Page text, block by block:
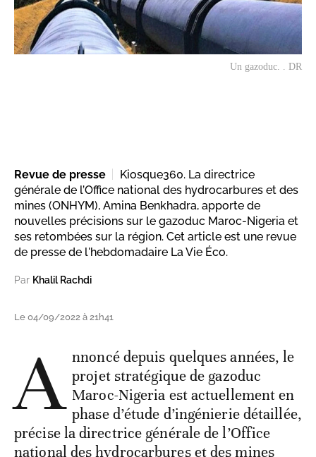
Un gazoduc. . DR
Revue de presse
Kiosque360. La directrice
générale de l’Office national des hydrocarbures et des
mines (ONHYM), Amina Benkhadra, apporte de
nouvelles précisions sur le gazoduc Maroc-Nigeria et
ses retombées sur la région. Cet article est une revue
de presse de l'hebdomadaire La Vie Éco.
Par Khalil Rachdi
Le 04/09/2022 à 21h41
A nnoncé depuis quelques années, le
projet stratégique de gazoduc
Maroc-Nigeria est actuellement en
phase d’étude d’ingénierie détaillée,
précise la directrice générale de l’Office
national des hydrocarbures et des mines